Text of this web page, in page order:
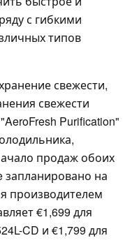
с гибкими
типов
свежести,
свежести
Purification"
продаж обоих
запланировано на
производителем
€1,699 для
CD и €1,799 для